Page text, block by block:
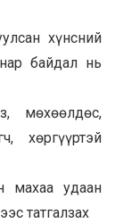
хүнсний
байдал нь
мөхөөлдөс,
хөргүүртэй
махаа удаан
татгалзах